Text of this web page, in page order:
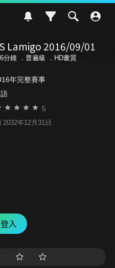
Lamigo 2016/09/01
分鐘 ． 普遍級 ．HD畫質
年完整賽事
5
2032年12月31日
入